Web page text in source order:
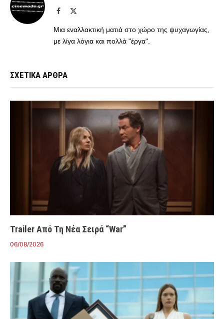
Facebook
Μια εναλλακτική ματιά στο χώρο της ψυχαγωγίας,
με λίγα λόγια και πολλά "έργα".
ΣΧΕΤΙΚΑ ΑΡΘΡΑ
Trailer Από Τη Νέα Σειρά “War”
06/08/2026